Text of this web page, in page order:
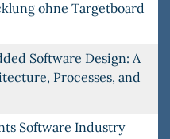
ohne Targetboard
Software Design: A
Processes, and
Software Industry